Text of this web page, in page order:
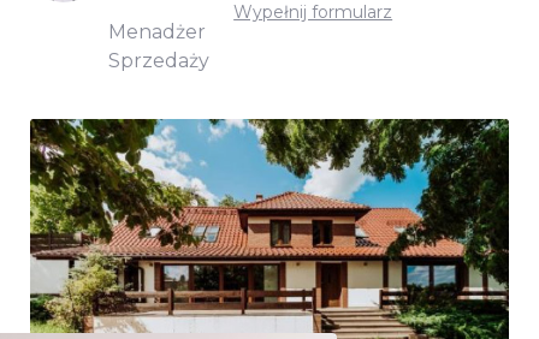
Menadżer
Sprzedaży
Wypełnij formularz